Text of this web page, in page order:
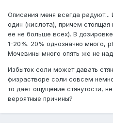
Описания меня всегда радуют...
один (кислота), причем
ее не больше всех). В
1-20%. 20% однозначно много,
Мочевины много опять же не
Избыток соли может давать
физрастворе соли совсем
то дает ощущение стянутости,
вероятные причины?